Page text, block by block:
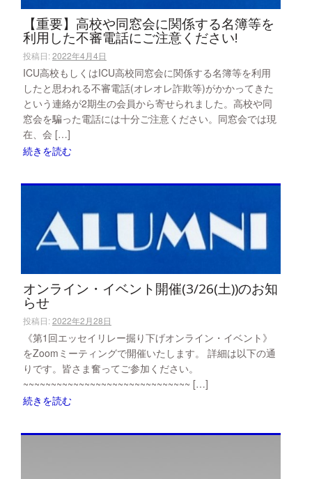
【重要】高校や同窓会に関係する名簿等を
利用した不審電話にご注意ください!
投稿日:2022年4月4日
ICU高校もしくはICU高校同窓会に関係する名簿等を利用
したと思われる不審電話(オレオレ詐欺等)がかかってきた
という連絡が2期生の会員から寄せられました。高校や同
窓会を騙った電話には十分ご注意ください。同窓会では現
在、会 […]
続きを読む
オンライン・イベント開催(3/26(土))のお知
らせ
投稿日:2022年2月28日
《第1回エッセイリレー掘り下げオンライン・イベント》
をZoomミーティングで開催いたします。 詳細は以下の通
りです。皆さま奮ってご参加ください。
~~~~~~~~~~~~~~~~~~~~~~~~~~~~~~ […]
続きを読む